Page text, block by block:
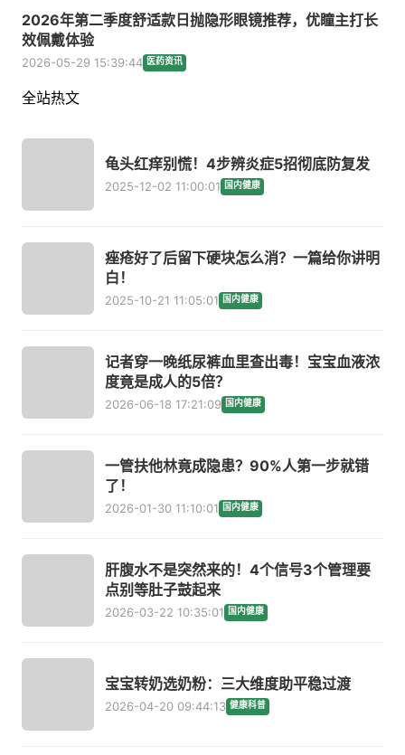
2026年第二季度舒适款日抛隐形眼镜推荐，优瞳主打长
效佩戴体验
2026-05-29 15:39:44 医药资讯
全站热文
龟头红痒别慌！4步辨炎症5招彻底防复发
2025-12-02 11:00:01 国内健康
痤疮好了后留下硬块怎么消？一篇给你讲明
白！
2025-10-21 11:05:01 国内健康
记者穿一晚纸尿裤血里查出毒！宝宝血液浓
度竟是成人的5倍？
2026-06-18 17:21:09 国内健康
一管扶他林竟成隐患？90%人第一步就错
了！
2026-01-30 11:10:01 国内健康
肝腹水不是突然来的！4个信号3个管理要
点别等肚子鼓起来
2026-03-22 10:35:01 国内健康
宝宝转奶选奶粉：三大维度助平稳过渡
2026-04-20 09:44:13 健康科普